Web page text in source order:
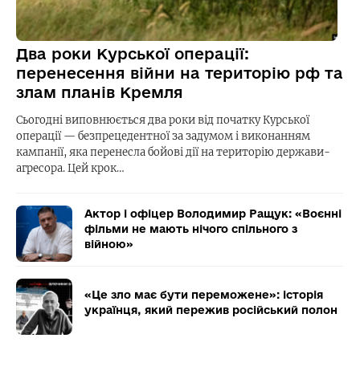
Два роки Курської операції:
перенесення війни на територію рф та
злам планів Кремля
Сьогодні виповнюється два роки від початку Курської
операції — безпрецедентної за задумом і виконанням
кампанії, яка перенесла бойові дії на територію держави-
агресора. Цей крок…
Актор і офіцер Володимир Ращук: «Воєнні
фільми не мають нічого спільного з
війною»
«Це зло має бути переможене»: історія
українця, який пережив російський полон